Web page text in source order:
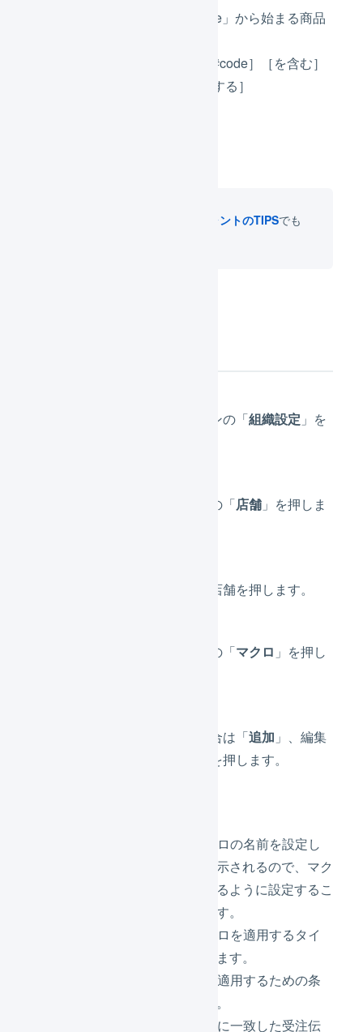
例3：商品コードが「code」から始まる商品
［商品コード］が条件［#code］［を含む］
とき、［確認待ちに変更する］
マーチャントのTIPSでも
メインナビゲーションの「組織設定 」を
サブナビゲーションの「店舗 」を押しま
マクロを追加したい店舗を押します。
サブナビゲーションの「マクロ 」を押し
マクロを追加する場合は「追加 」、編集
」を押します。
– マクロの名前を設定し
ます。一覧に表示されるので、マク
ロの内容がわかるように設定するこ
とをお勧めします。
– マクロを適用するタイ
ミングを設定します。
– マクロを適用するための条
件を設定します。
– 条件に一致した受注伝